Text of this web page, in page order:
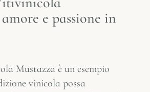
e passione in
Mustazza è un esempio
vinicola possa